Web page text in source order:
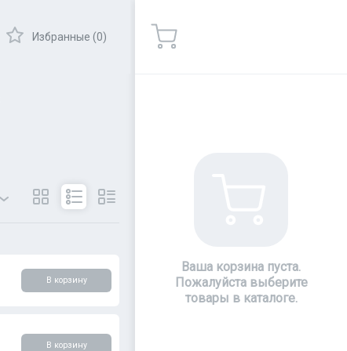
Избранные (0)
Ваша корзина пуста.
Пожалуйста выберите
товары в каталоге.
В корзину
В корзину